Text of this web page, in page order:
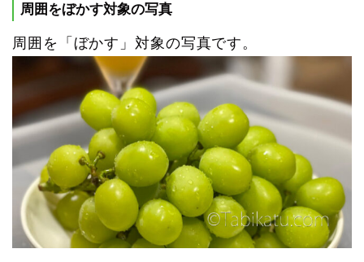
周囲をぼかす対象の写真
周囲を「ぼかす」対象の写真です。